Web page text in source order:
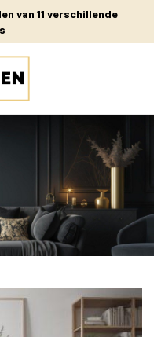
van 11 verschillende